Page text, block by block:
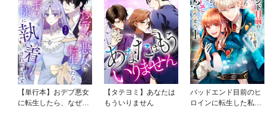
【単行本】おデブ悪女
に転生したら、なぜか
【タテヨミ】あなたは
もういりません
バッドエンド目前のヒ
ロインに転生した私、